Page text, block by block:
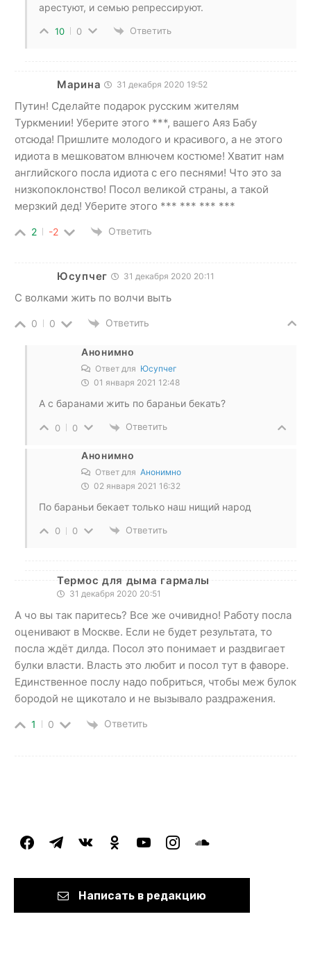
арестуют, и семью репрессируют.
10 0 Ответить
Марина 31 декабря 2020 19:52
Путин! Сделайте подарок русским жителям
Туркмении! Уберите этого ***, вашего Аяз Бабу
отсюда! Пришлите молодого и красивого, а не этого
идиота в мешковатом влнючем костюме! Хватит нам
английского посла идиота с его песнями! Что это за
низкопоклонство! Посол великой страны, а такой
мерзкий дед! Уберите этого *** *** *** ***
2 -2 Ответить
Юсупчег 31 декабря 2020 20:11
С волками жить по волчи выть
0 0 Ответить
Анонимно
Ответ для Юсупчег
01 января 2021 12:48
А с баранами жить по бараньи бекать?
0 0 Ответить
Анонимно
Ответ для Анонимно
02 января 2021 16:32
По бараньи бекает только наш нищий народ
0 0 Ответить
Термос для дыма гармалы
31 декабря 2020 20:51
А чо вы так паритесь? Все же очивидно! Работу посла
оценивают в Москве. Если не будет результата, то
посла ждёт дилда. Посол это понимает и раздвигает
булки власти. Власть это любит и посол тут в фаворе.
Единственное послу надо побриться, чтобы меж булок
бородой не щикотало и не вызывало раздражения.
1 0 Ответить
facebooktelegramvkontakteodnoklassniki
youtubeinstagramsoundcloud
Написать в редакцию